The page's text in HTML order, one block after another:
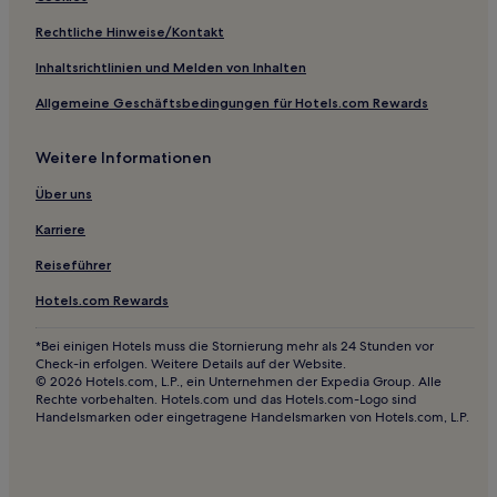
3-Sterne-Hotels in Pilsen
3-Sterne-Hotels in Plzeň 3
Rechtliche Hinweise/Kontakt
Inhaltsrichtlinien und Melden von Inhalten
Allgemeine Geschäftsbedingungen für Hotels.com Rewards
Weitere Informationen
Über uns
Karriere
Reiseführer
Hotels.com Rewards
*Bei einigen Hotels muss die Stornierung mehr als 24 Stunden vor
Check-in erfolgen. Weitere Details auf der Website.
© 2026 Hotels.com, L.P., ein Unternehmen der Expedia Group. Alle
Rechte vorbehalten. Hotels.com und das Hotels.com-Logo sind
Handelsmarken oder eingetragene Handelsmarken von Hotels.com, L.P.